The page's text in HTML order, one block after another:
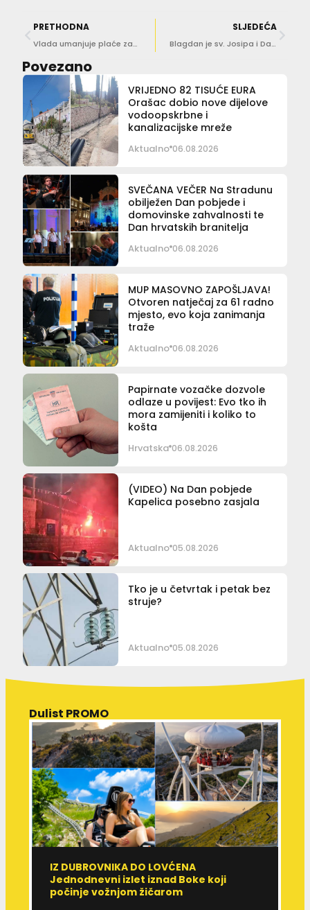
PRETHODNA
Vlada umanjuje plaće zaposlenima u obrazovanju zbog štrajka
SLJEDEĆA
Blagdan je sv. Josipa i Dan očeva!
Povezano
VRIJEDNO 82 TISUĆE EURA
Orašac dobio nove dijelove
vodoopskrbne i
kanalizacijske mreže
Aktualno 06.08.2026
SVEČANA VEČER Na Stradunu
obilježen Dan pobjede i
domovinske zahvalnosti te
Dan hrvatskih branitelja
Aktualno 06.08.2026
MUP MASOVNO ZAPOŠLJAVA!
Otvoren natječaj za 61 radno
mjesto, evo koja zanimanja
traže
Aktualno 06.08.2026
Papirnate vozačke dozvole
odlaze u povijest: Evo tko ih
mora zamijeniti i koliko to
košta
Hrvatska 06.08.2026
(VIDEO) Na Dan pobjede
Kapelica posebno zasjala
Aktualno 05.08.2026
Tko je u četvrtak i petak bez
struje?
Aktualno 05.08.2026
Dulist PROMO
IZ DUBROVNIKA DO LOVĆENA
Jednodnevni izlet iznad Boke koji
počinje vožnjom žičarom